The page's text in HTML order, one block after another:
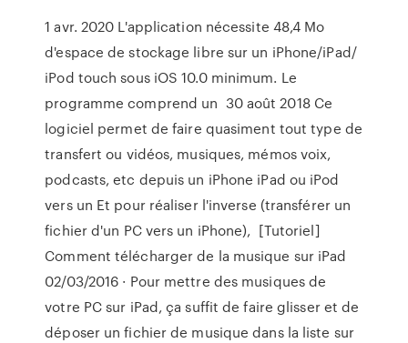
1 avr. 2020 L'application nécessite 48,4 Mo
d'espace de stockage libre sur un iPhone/iPad/
iPod touch sous iOS 10.0 minimum. Le
programme comprend un 30 août 2018 Ce
logiciel permet de faire quasiment tout type de
transfert ou vidéos, musiques, mémos voix,
podcasts, etc depuis un iPhone iPad ou iPod
vers un Et pour réaliser l'inverse (transférer un
fichier d'un PC vers un iPhone), [Tutoriel]
Comment télécharger de la musique sur iPad
02/03/2016 · Pour mettre des musiques de
votre PC sur iPad, ça suffit de faire glisser et de
déposer un fichier de musique dans la liste sur